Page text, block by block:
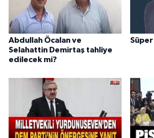
Abdullah Öcalan ve
Selahattin Demirtaş tahliye
edilecek mi?